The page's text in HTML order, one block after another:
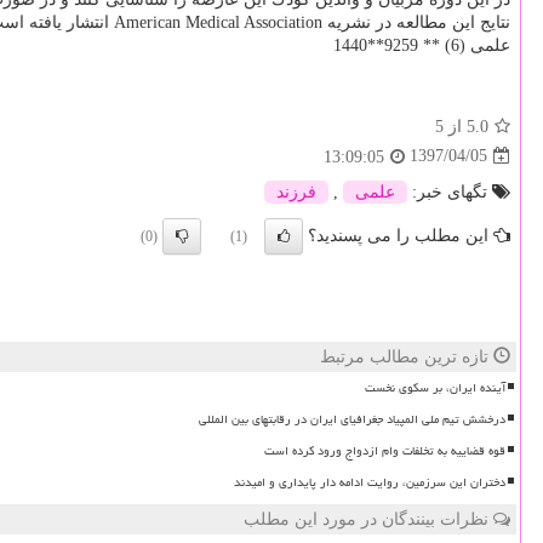
نتایج این مطالعه در نشریه American Medical Association انتشار یافته است.
علمی (6) ** 9259**1440
5.0 از 5
1397/04/05
13:09:05
تگهای خبر:
علمی فرزند
این مطلب را می پسندید؟ (1)
(0)
تازه ترین مطالب مرتبط
آینده ایران، بر سکوی نخست
درخشش تیم ملی المپیاد جغرافیای ایران در رقابتهای بین المللی
قوه قضاییه به تخلفات وام ازدواج ورود کرده است
دختران این سرزمین، روایت ادامه دار پایداری و امیدند
نظرات بینندگان در مورد این مطلب